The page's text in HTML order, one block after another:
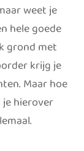
weet je
hele goede
grond met
krijg je
Maar hoe
hierover